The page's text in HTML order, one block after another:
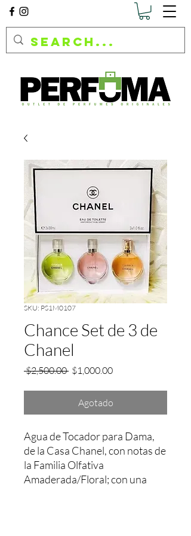
SKU: PS1M0107
Chance Set de 3 de
Chanel
$2,500.00 Precio
$1,000.00Precio
oferta
Agotado
Agua de Tocador para Dama,
de la Casa Chanel, con notas de
la Familia Olfativa
Amaderada/Floral; con una